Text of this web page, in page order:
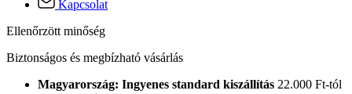
Kapcsolat
Ellenőrzött minőség
Biztonságos és megbízható vásárlás
Magyarország: Ingyenes standard kiszállítás 22.000 Ft-tól